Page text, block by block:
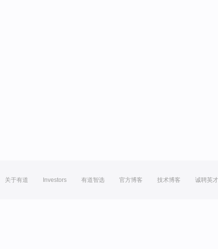
关于有道 Investors 有道智选 官方博客 技术博客 诚聘英才